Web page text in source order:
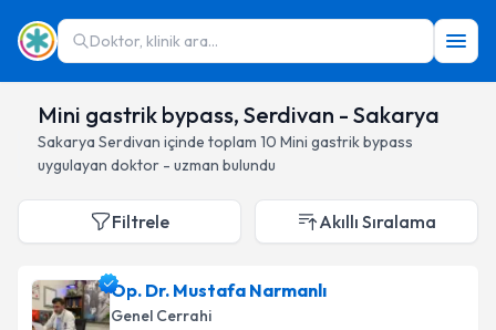
Doktor, klinik ara...
Mini gastrik bypass, Serdivan - Sakarya
Sakarya Serdivan içinde toplam 10 Mini gastrik bypass
uygulayan doktor - uzman bulundu
Filtrele Akıllı Sıralama
Op. Dr. Mustafa Narmanlı
Genel Cerrahi